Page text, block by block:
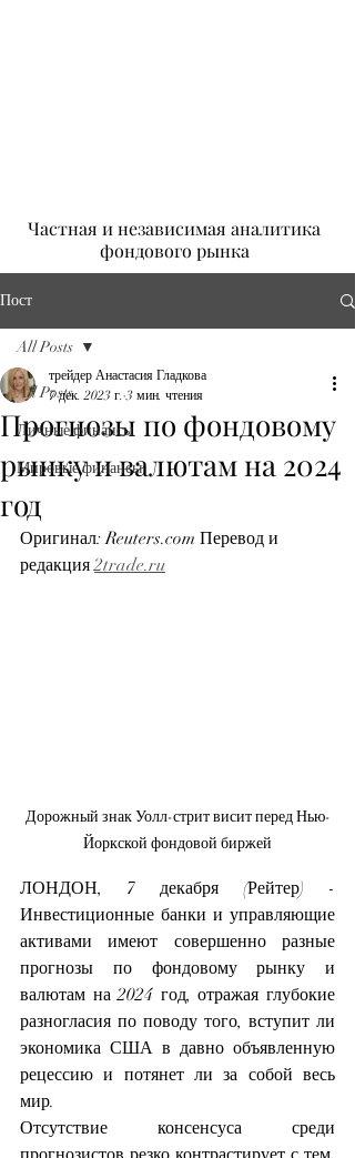
Частная и независимая аналитика
фондового рынка
Пост
All Posts
Личные финансы
Мировые финансы
All Posts
Прогнозы по фондовому
рынку и валютам на 2024
год
трейдер Анастасия Гладкова
7 дек. 2023 г. 3 мин. чтения
Оригинал: Reuters.com Перевод и
редакция 2trade.ru
Дорожный знак Уолл-стрит висит перед Нью-
Йоркской фондовой биржей
ЛОНДОН, 7 декабря (Рейтер) -
Инвестиционные банки и управляющие
активами имеют совершенно разные
прогнозы по фондовому рынку и
валютам на 2024 год, отражая глубокие
разногласия по поводу того, вступит ли
экономика США в давно объявленную
рецессию и потянет ли за собой весь
мир.
Отсутствие консенсуса среди